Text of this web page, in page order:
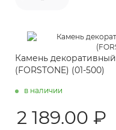
Камень
(FORSTONE) (01-500)
в наличии
2 189.00 ₽